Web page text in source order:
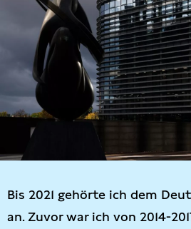
Bis 2021 gehörte ich dem
an. Zuvor war ich von 2014-